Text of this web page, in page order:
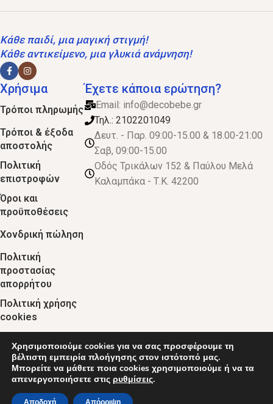
Κάθε παιδί, μια μαγική στιγμή!
Κάθε αντικείμενο, μια γλυκιά ανάμνηση!
Χρήσιμα
Τρόποι πληρωμής
Τρόποι & έξοδα
αποστολής
Πολιτική
επιστροφών
Όροι και
προϋποθέσεις
Χονδρική πώληση
Πολιτική
προστασίας
απορρήτου
Πολιτική χρήσης
cookies
Έχετε κάποια ερώτηση?
Email: info@decobebe.gr
Τηλ.: 2102201049
Δευτ. - Παρ. 09:00-15.00 & 18.00-21:00
Σαβ, 09:00-15.00
Οδός Τρικάλων 152 & Παύλου Μελά
Καλαμπάκα - Τ.Κ. 42200
© 2024 :: decobebe.gr
Χρησιμοποιούμε cookies για να σας προσφέρουμε τη
βέλτιστη εμπειρία πλοήγησης στον ιστότοπό μας.
Μπορείτε να μάθετε ποια cookies χρησιμοποιούμε ή να τα
απενεργοποιήσετε στις ρυθμίσεις.